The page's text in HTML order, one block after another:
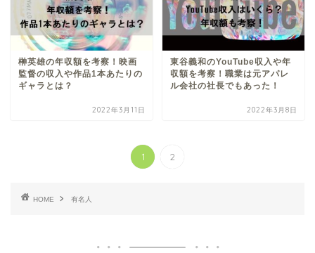
榊英雄の年収額を考察！映画
監督の収入や作品1本あたりの
ギャラとは？
2022年3月11日
東谷義和のYouTube収入や年
収額を考察！職業は元アパレ
ル会社の社長でもあった！
2022年3月8日
1 2
HOME 有名人